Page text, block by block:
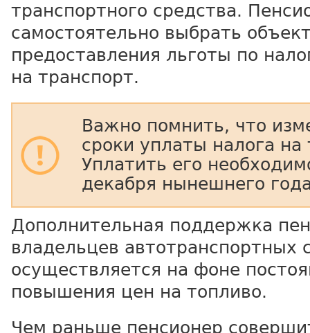
транспортного средства.
самостоятельно выбрать
предоставления льготы по
на транспорт.
Важно помнить, что
сроки уплаты налога на
Уплатить его
декабря нынешнего
Дополнительная поддержка
владельцев автотранспортных
осуществляется на фоне
повышения цен на топливо.
Чем раньше пенсионер